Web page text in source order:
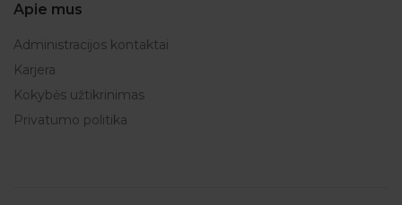
Apie mus
Administracijos kontaktai
Karjera
Kokybės užtikrinimas
Privatumo politika